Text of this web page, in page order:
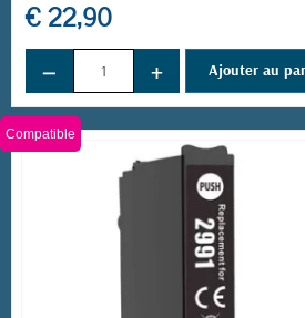
€ 22,90
− + Ajouter au
Compatible